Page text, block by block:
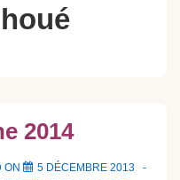
2014
ON
5 DÉCEMBRE 2013